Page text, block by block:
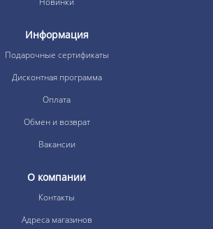
Информация
Подарочные сертификаты
Дисконтная программа
Оплата
Обмен и возврат
Вакансии
О компании
Контакты
Адреса магазинов